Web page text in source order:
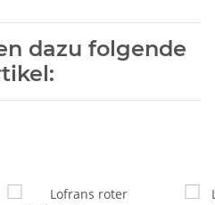
dazu folgende